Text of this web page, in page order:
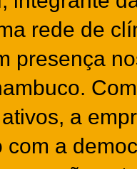
rede de
presença
a
com a